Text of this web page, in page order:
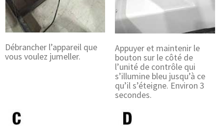
Débrancher l’appareil que
vous voulez jumeller.
Appuyer et maintenir le
bouton sur le côté de
l’unité de contrôle qui
s’illumine bleu jusqu’à ce
qu’il s’éteigne. Environ 3
secondes.